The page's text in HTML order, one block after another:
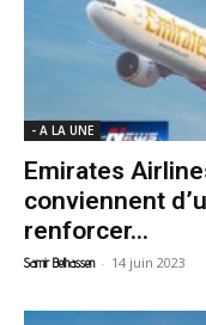
- A LA UNE
Emirates
conviennent
renforcer...
Samir Belhassen - 14 juin 2023